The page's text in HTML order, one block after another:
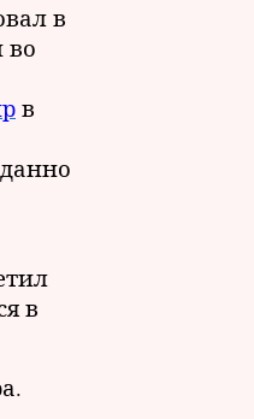
в
во
в
в